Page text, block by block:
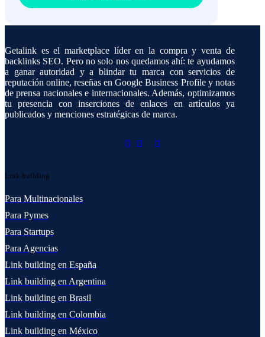
Getalink es el marketplace líder en la compra y venta de
backlinks SEO. Pero no solo nos quedamos ahí: te ayudamos
a ganar autoridad y a blindar tu marca con servicios de
reputación online, reseñas en Google Business Profile y notas
de prensa nacionales e internacionales. Además, optimizamos
tu presencia con inserciones de enlaces en artículos ya
publicados y menciones estratégicas de marca.
Link building
Para Multinacionales
Para Pymes
Para Startups
Para Agencias
Link building en España
Link building en Argentina
Link building en Brasil
Link building en Colombia
Link building en México